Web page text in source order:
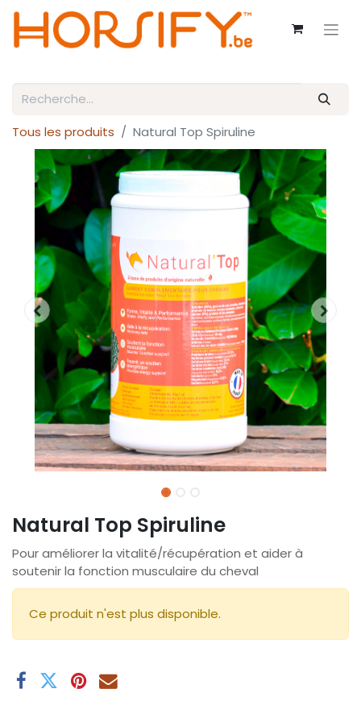
Tous les produits Natural Top Spiruline
Natural Top Spiruline
Pour améliorer la vitalité/récupération et aider à
soutenir la fonction musculaire du cheval
Ce produit n'est plus disponible.